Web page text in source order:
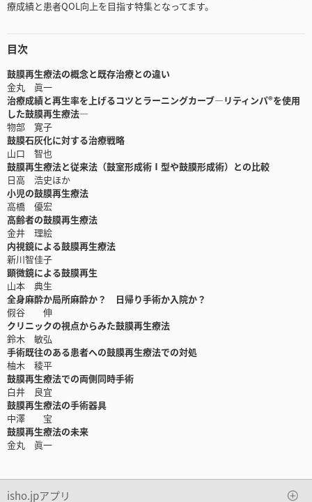
療成績と患者QOL向上を目指す特集となってます。
目次
鼓膜再生療法の概念と既存治療との違い
金丸 眞一
治療成績と再生率を上げるコツとラーニングカーブ―リティンパ®を使用
した鼓膜再生療法―
物部 寛子
鼓膜石灰化に対する治療戦略
山口 智也
鼓膜再生療法と従来法（鼓室形成術Ⅰ型や鼓膜形成術）との比較
日高 浩史ほか
小児の鼓膜再生療法
高橋 優宏
高齢者の鼓膜再生療法
金井 理絵
内視鏡による鼓膜再生療法
新川智佳子
顕微鏡による鼓膜再生
山本 典生
全身麻酔か局所麻酔か？ 日帰り手術か入院か？
假谷 伸
クリニックの視点からみた鼓膜再生療法
鈴木 敏弘
手術既往のある患者への鼓膜再生療法での対処
柚木 稜平
鼓膜再生療法での両側同時手術
白井 良宜
鼓膜再生療法の手術器具
中澤 宝
鼓膜再生療法の未来
金丸 眞一
isho.jpアプリ